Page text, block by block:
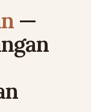
lebih baik.
—